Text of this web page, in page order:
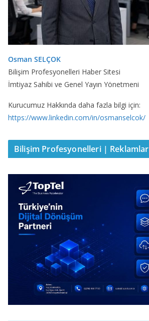
Osman SELÇOK
Bilişim Profesyonelleri Haber Sitesi
İmtiyaz Sahibi ve Genel Yayın Yönetmeni
Kurucumuz Hakkında daha fazla bilgi için:
https://www.linkedin.com/in/osmanselcok/
Bilişim Profesyonelleri | Reklamlar